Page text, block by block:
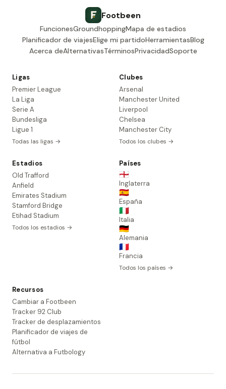
Footbeen
FuncionesGroundhoppingMapa de estadios
Planificador de viajesElige mi partidoHerramientasBlog
Acerca deAlternativasTérminosPrivacidadSoporte
Ligas
Premier League
La Liga
Serie A
Bundesliga
Ligue 1
Todas las ligas →
Clubes
Arsenal
Manchester United
Liverpool
Chelsea
Manchester City
Todos los clubes →
Estadios
Old Trafford
Anfield
Emirates Stadium
Stamford Bridge
Etihad Stadium
Todos los estadios →
Países
🏴󠁧󠁢󠁥󠁮󠁧󠁿
Inglaterra
🇪🇸
España
🇮🇹
Italia
🇩🇪
Alemania
🇫🇷
Francia
Todos los países →
Recursos
Cambiar a Footbeen
Tracker 92 Club
Tracker de desplazamientos
Planificador de viajes de
fútbol
Alternativa a Futbology